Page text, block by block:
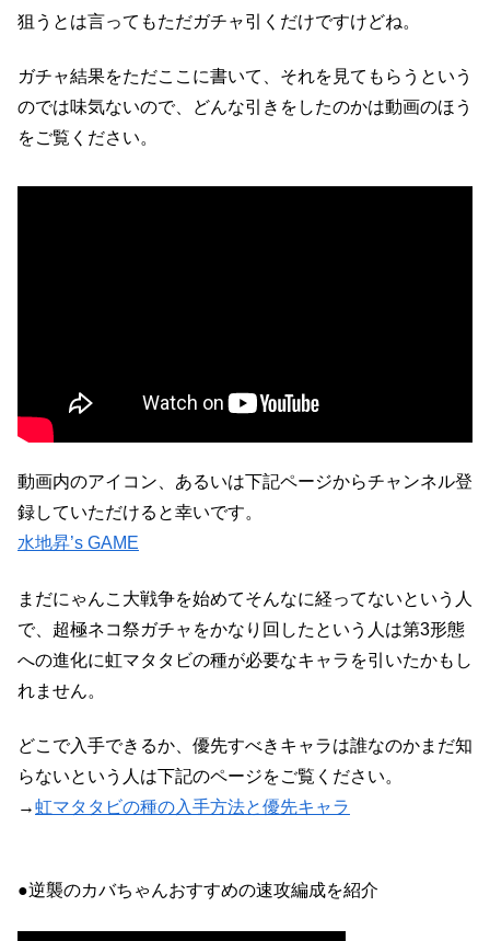
狙うとは言ってもただガチャ引くだけですけどね。
ガチャ結果をただここに書いて、それを見てもらうという
のでは味気ないので、どんな引きをしたのかは動画のほう
をご覧ください。
動画内のアイコン、あるいは下記ページからチャンネル登
録していただけると幸いです。
水地昇’s GAME
まだにゃんこ大戦争を始めてそんなに経ってないという人
で、超極ネコ祭ガチャをかなり回したという人は第3形態
への進化に虹マタタビの種が必要なキャラを引いたかもし
れません。
どこで入手できるか、優先すべきキャラは誰なのかまだ知
らないという人は下記のページをご覧ください。
→虹マタタビの種の入手方法と優先キャラ
●逆襲のカバちゃんおすすめの速攻編成を紹介